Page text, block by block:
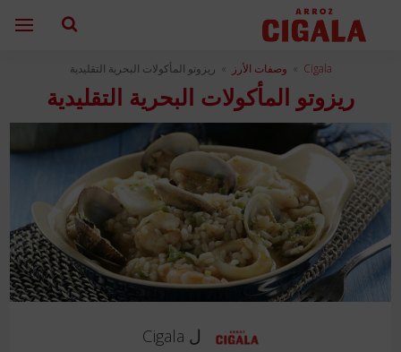
Cigala
» وصفات الأرز » ريزوتو المأكولات البحرية التقليدية
ريزوتو المأكولات البحرية التقليدية
ل Cigala